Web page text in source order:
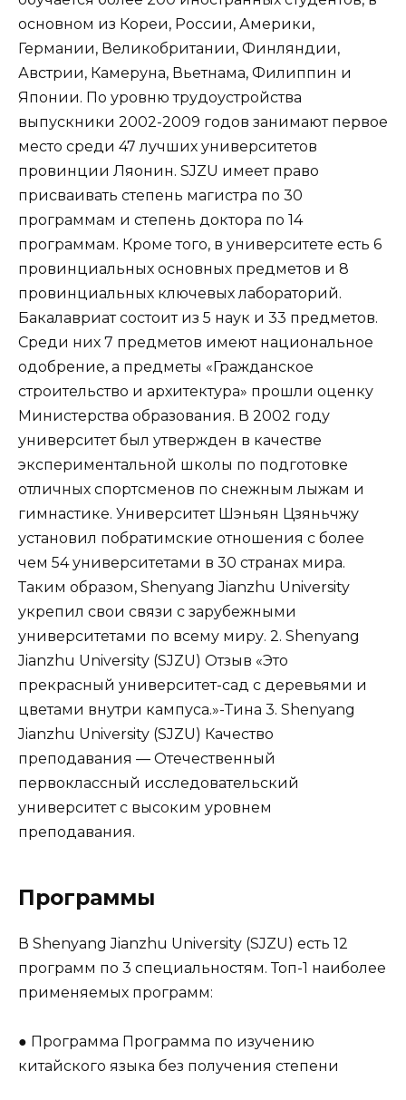
основном из Кореи, России, Америки,
Германии, Великобритании, Финляндии,
Австрии, Камеруна, Вьетнама, Филиппин и
Японии. По уровню трудоустройства
выпускники 2002-2009 годов занимают первое
место среди 47 лучших университетов
провинции Ляонин. SJZU имеет право
присваивать степень магистра по 30
программам и степень доктора по 14
программам. Кроме того, в университете есть 6
провинциальных основных предметов и 8
провинциальных ключевых лабораторий.
Бакалавриат состоит из 5 наук и 33 предметов.
Среди них 7 предметов имеют национальное
одобрение, а предметы «Гражданское
строительство и архитектура» прошли оценку
Министерства образования. В 2002 году
университет был утвержден в качестве
экспериментальной школы по подготовке
отличных спортсменов по снежным лыжам и
гимнастике. Университет Шэньян Цзяньчжу
установил побратимские отношения с более
чем 54 университетами в 30 странах мира.
Таким образом, Shenyang Jianzhu University
укрепил свои связи с зарубежными
университетами по всему миру. 2. Shenyang
Jianzhu University (SJZU) Отзыв «Это
прекрасный университет-сад с деревьями и
цветами внутри кампуса.»-Тина 3. Shenyang
Jianzhu University (SJZU) Качество
преподавания — Отечественный
первоклассный исследовательский
университет с высоким уровнем
преподавания.
Программы
В Shenyang Jianzhu University (SJZU) есть 12
программ по 3 специальностям. Топ-1 наиболее
применяемых программ:
● Программа Программа по изучению
китайского языка без получения степени